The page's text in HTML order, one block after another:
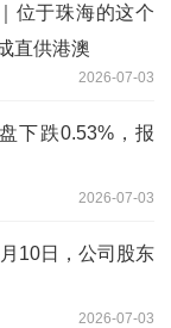
位于珠海的这个
直供港澳
2026-07-03
下跌0.53%，报
2026-07-03
10日，公司股东
2026-07-03